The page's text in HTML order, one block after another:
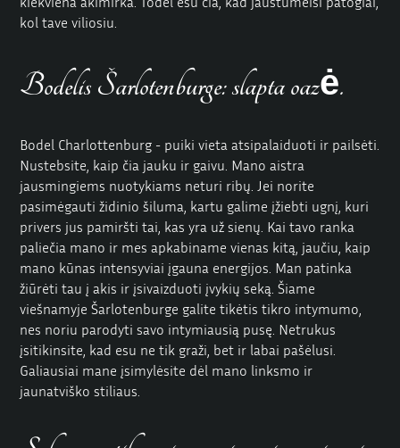
kol tave viliosiu.
Bodelis Šarlotenburge: slapta oazė.
Bodel Charlottenburg - puiki vieta atsipalaiduoti ir pailsėti.
Nustebsite, kaip čia jauku ir gaivu. Mano aistra
jausmingiems nuotykiams neturi ribų. Jei norite
pasimėgauti židinio šiluma, kartu galime įžiebti ugnį, kuri
privers jus pamiršti tai, kas yra už sienų. Kai tavo ranka
paliečia mano ir mes apkabiname vienas kitą, jaučiu, kaip
mano kūnas intensyviai įgauna energijos. Man patinka
žiūrėti tau į akis ir įsivaizduoti įvykių seką. Šiame
viešnamyje Šarlotenburge galite tikėtis tikro intymumo,
nes noriu parodyti savo intymiausią pusę. Netrukus
įsitikinsite, kad esu ne tik graži, bet ir labai pašėlusi.
Galiausiai mane įsimylėsite dėl mano linksmo ir
jaunatviško stiliaus.